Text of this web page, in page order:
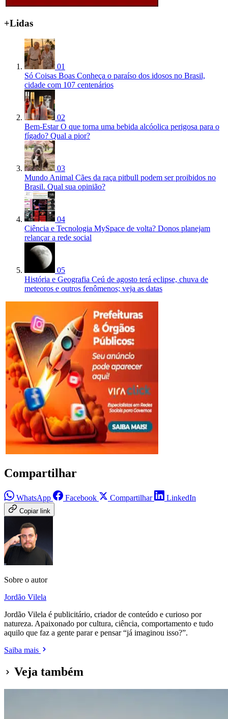
+Lidas
01
Só Coisas Boas Conheça o paraíso dos idosos no Brasil,
cidade com 107 centenários
02
Bem-Estar O que torna uma bebida alcóolica perigosa para o
fígado? Qual a pior?
03
Mundo Animal Cães da raça pitbull podem ser proibidos no
Brasil. Qual sua opinião?
04
Ciência e Tecnologia MySpace de volta? Donos planejam
relançar a rede social
05
História e Geografia Ceú de agosto terá eclipse, chuva de
meteoros e outros fenômenos; veja as datas
Compartilhar
WhatsApp Facebook Compartilhar LinkedIn
Copiar link
Sobre o autor
Jordão Vilela
Jordão Vilela é publicitário, criador de conteúdo e curioso por
natureza. Apaixonado por cultura, ciência, comportamento e tudo
aquilo que faz a gente parar e pensar “já imaginou isso?”.
Saiba mais
Veja também